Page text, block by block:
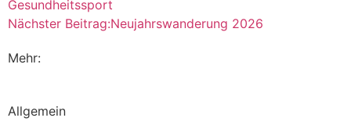
Gesundheitssport
Nächster Beitrag:Neujahrswanderung 2026
Mehr:
Allgemein